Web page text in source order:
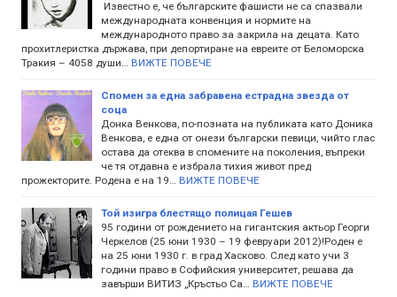
Известно е, че българските фашисти не са спазвали
международната конвенция и нормите на
международното право за закрила на децата. Като
прохитлеристка държава, при депортиране на евреите от Беломорска
Тракия – 4058 души…
ВИЖТЕ ПОВЕЧЕ
Спомен за една забравена естрадна звезда от
соца
Донка Венкова, по-позната на публиката като Доника
Венкова, е една от онези български певици, чийто глас
остава да отеква в спомените на поколения, въпреки
че тя отдавна е избрала тихия живот пред
прожекторите. Родена е на 19…
ВИЖТЕ ПОВЕЧЕ
Той изигра блестящо полицая Гешев
95 години от рождението на гигантския актьор Георги
Черкелов (25 юни 1930 – 19 февруари 2012)!Роден е
на 25 юни 1930 г. в град Хасково. След като учи 3
години право в Софийския университет, решава да
завърши ВИТИЗ „Кръстьо Са…
ВИЖТЕ ПОВЕЧЕ